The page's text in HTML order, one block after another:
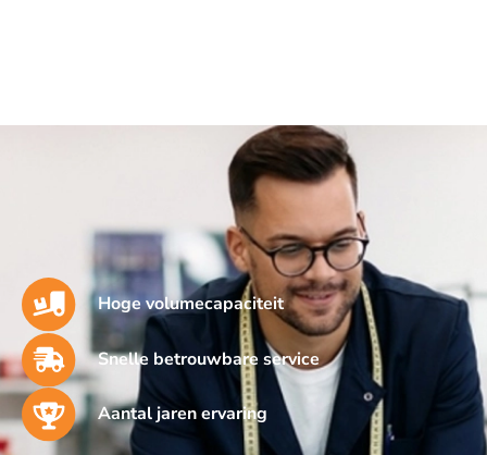
Hoge volumecapaciteit
Snelle betrouwbare service
Aantal jaren ervaring